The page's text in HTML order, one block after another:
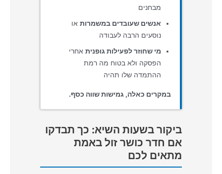
מבחנים
אנשים שעובדים במשמרות או
נוסעים הרבה לעבודה
מי שחוזר לפעילות גופנית אחרי
הפסקה ולא בטוח מה רמת
ההתמדה שלו תהיה
במקרים כאלה, גמישות שווה כסף.
ביקור בשעות השיא: כך תבדקו
אם חדר כושר זול באמת
מתאים לכם